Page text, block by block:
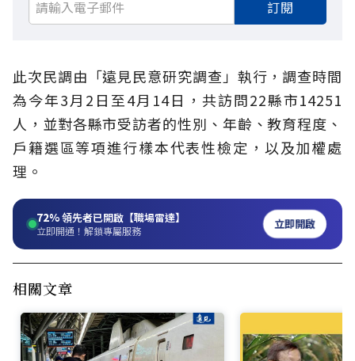
訂閱
此次民調由「遠見民意研究調查」執行，調查時間
為今年3月2日至4月14日，共訪問22縣市14251
人，並對各縣市受訪者的性別、年齡、教育程度、
戶籍選區等項進行樣本代表性檢定，以及加權處
理。
72%領先者已開啟【職場雷達】
立即開通！解鎖專屬服務 立即開啟
相關文章